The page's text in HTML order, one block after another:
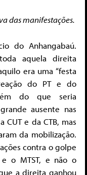
das manifestações.
do Anhangabaú.
aquela direita
era uma “festa
do PT e do
do que seria
ausente nas
CUT e da CTB, mas
da mobilização.
contra o golpe
o MTST, e não o
a direita ganhou